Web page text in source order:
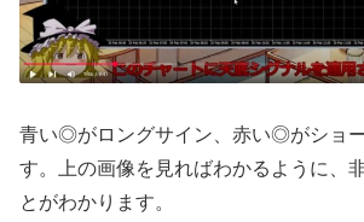
青い◎がロングサイン、赤い◎がショ
す。上の画像を見ればわかるように、
とがわかります。